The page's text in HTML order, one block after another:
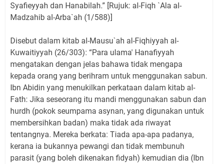
Syafieyyah dan Hanabilah.” [Rujuk: al-Fiqh `Ala al-
Madzahib al-Arba`ah (1/588)]
Disebut dalam kitab al-Mausu`ah al-Fiqhiyyah al-
Kuwaitiyyah (26/303): “Para ulama' Hanafiyyah
mengatakan dengan jelas bahawa tidak mengapa
kepada orang yang berihram untuk menggunakan sabun.
Ibn Abidin yang menukilkan perkataan dalam kitab al-
Fath: Jika seseorang itu mandi menggunakan sabun dan
hurdh (pokok seumpama asynan, yang digunakan untuk
membersihkan badan) maka tidak ada riwayat
tentangnya. Mereka berkata: Tiada apa-apa padanya,
kerana ia bukannya pewangi dan tidak membunuh
parasit (yang boleh dikenakan fidyah) kemudian dia (Ibn